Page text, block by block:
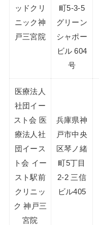
ッドクリ
ニック神
戸三宮院
町5-3-5
グリーン
シャポー
ビル 604
号
医療法人
社団イー
スト会 医
療法人社
団イース
ト会 イー
スト駅前
クリニッ
ク 神戸三
宮院
兵庫県神
戸市中央
区琴ノ緒
町5丁目
2-2 三信
ビル405